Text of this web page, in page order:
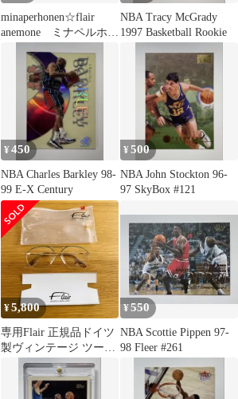
minaperhonen☆flair
anemone ミナペルホネ
NBA Tracy McGrady
1997 Basketball Rookie
¥450
NBA Charles Barkley 98-
99 E-X Century
¥500
NBA John Stockton 96-
97 SkyBox #121
¥5,800
専用Flair 正規品ドイツ
製ヴィンテージ ツーブ
リッジ 眼鏡 フレアー
メガネ
¥550
NBA Scottie Pippen 97-
98 Fleer #261